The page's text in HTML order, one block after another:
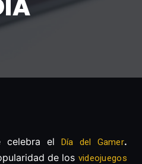
celebra el Día del Gamer.
de los videojuegos